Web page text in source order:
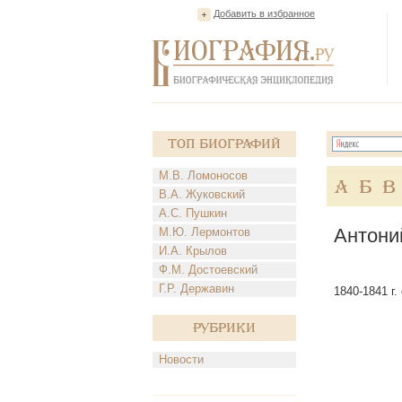
Добавить в избранное
Топ Биографий
М.В. Ломоносов
В.А. Жуковский
А.С. Пушкин
М.Ю. Лермонтов
И.А. Крылов
Ф.М. Достоевский
Г.Р. Державин
Рубрики
Новости
А Б В
1840-1841